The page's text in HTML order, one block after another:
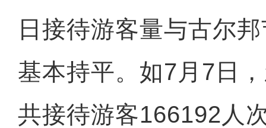
日接待游客量与古尔
基本持平。如7月7日
共接待游客166192人